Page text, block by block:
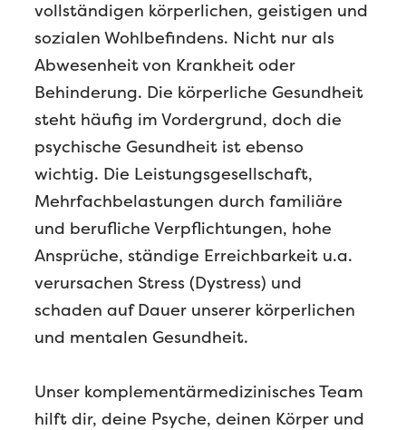
vollständigen körperlichen, geistigen und
sozialen Wohlbefindens. Nicht nur als
Abwesenheit von Krankheit oder
Behinderung. Die körperliche Gesundheit
steht häufig im Vordergrund, doch die
psychische Gesundheit ist ebenso
wichtig. Die Leistungsgesellschaft,
Mehrfachbelastungen durch familiäre
und berufliche Verpflichtungen, hohe
Ansprüche, ständige Erreichbarkeit u.a.
verursachen Stress (Dystress) und
schaden auf Dauer unserer körperlichen
und mentalen Gesundheit.
Unser komplementärmedizinisches Team
hilft dir, deine Psyche, deinen Körper und